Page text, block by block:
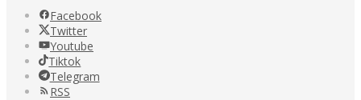
Facebook
Twitter
Youtube
Tiktok
Telegram
RSS